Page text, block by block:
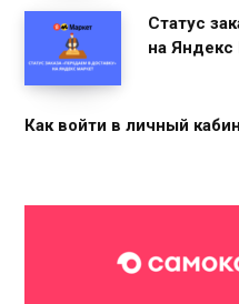
Статус
на Яндекс
Как войти в личный